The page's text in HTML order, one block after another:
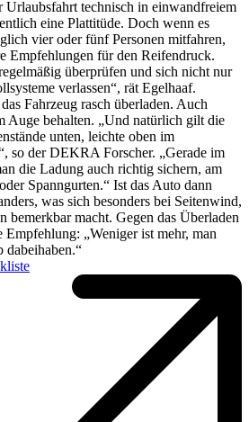
Urlaubsfahrt technisch in einwandfreiem
eine Plattitüde. Doch wenn es
vier oder fünf Personen mitfahren,
Empfehlungen für den Reifendruck.
überprüfen und sich nicht nur
verlassen“, rät Egelhaaf.
Fahrzeug rasch überladen. Auch
Auge behalten. „Und natürlich gilt die
unten, leichte oben im
so der DEKRA Forscher. „Gerade im
die Ladung auch richtig sichern, am
Spanngurten.“ Ist das Auto dann
was sich besonders bei Seitenwind,
bemerkbar macht. Gegen das Überladen
Empfehlung: „Weniger ist mehr, man
dabeihaben.“